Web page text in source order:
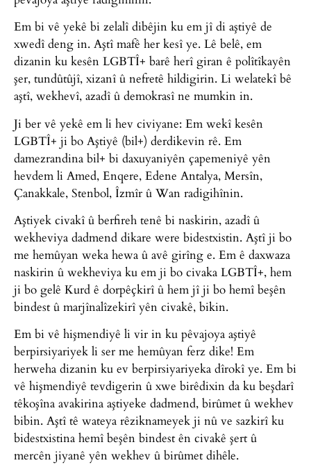
Em bi vê yekê bi zelalî dibêjin ku em jî di aştiyê de
xwedî deng in. Aştî mafê her kesî ye. Lê belê, em
dizanin ku kesên LGBTÎ+ barê herî giran ê polîtîkayên
şer, tundûtûjî, xizanî û nefretê hildigirin. Li welatekî bê
aştî, wekhevî, azadî û demokrasî ne mumkin in.
Ji ber vê yekê em li hev civiyane: Em wekî kesên
LGBTÎ+ ji bo Aştiyê (bil+) derdikevin rê. Em
damezrandina bil+ bi daxuyaniyên çapemeniyê yên
hevdem li Amed, Enqere, Edene Antalya, Mersîn,
Çanakkale, Stenbol, Îzmîr û Wan radigihînin.
Aştiyek civakî û berfireh tenê bi naskirin, azadî û
wekheviya dadmend dikare were bidestxistin. Aştî ji bo
me hemûyan weka hewa û avê girîng e. Em ê daxwaza
naskirin û wekheviya ku em ji bo civaka LGBTÎ+, hem
ji bo gelê Kurd ê dorpêçkirî û hem jî ji bo hemî beşên
bindest û marjînalîzekirî yên civakê, bikin.
Em bi vê hişmendiyê li vir in ku pêvajoya aştiyê
berpirsiyariyek li ser me hemûyan ferz dike! Em
herweha dizanin ku ev berpirsiyariyeka dîrokî ye. Em bi
vê hişmendiyê tevdigerin û xwe birêdixin da ku beşdarî
têkoşîna avakirina aştiyeke dadmend, birûmet û wekhev
bibin. Aştî tê wateya rêziknameyek ji nû ve sazkirî ku
bidestxistina hemî beşên bindest ên civakê şert û
mercên jiyanê yên wekhev û birûmet dihêle.